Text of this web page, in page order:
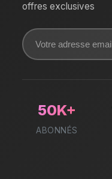
offres exclusives
50K+
ABONNÉS